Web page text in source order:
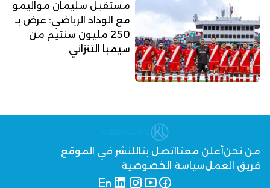
مستقبل سليمان مواليمو
مع الوداد الرياضي: عرض بـ
250 مليون سنتيم من
سيمبا التنزاني
من نحنأعلن معنا اتصل بنا للنشر في الموقع
فريق العملسياسة الخصوصية